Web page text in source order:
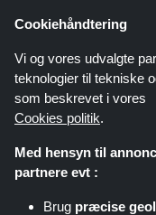
Shoppingspout.com/dk
Cookiehåndtering
Vi og vores udvalgte
teknologier til tekniske
som beskrevet i vores
Cookies politik.
Med hensyn til
partnere evt :
Brug præcise